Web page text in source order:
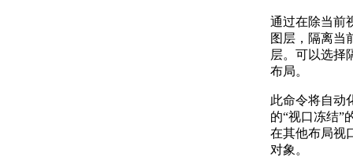
通过在除当前
图层，隔离当
层。可以选择
布局。
此命令将自动
的“视口冻结”
在其他布局视
对象。